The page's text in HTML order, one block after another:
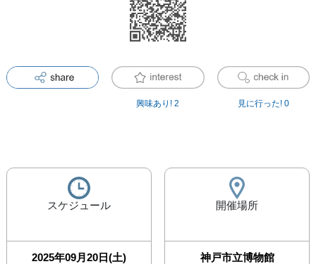
興味あり! 2 見に行った! 0
スケジュール
2025年09月20日(土)
開催場所
神戸市立博物館